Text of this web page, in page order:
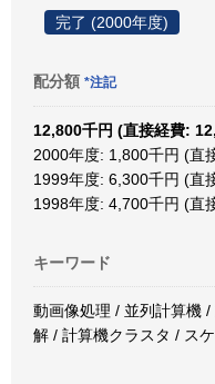
完了 (2000年度)
配分額 *注記
12,800千円 (直接経費:
2000年度: 1,800千円 (直
1999年度: 6,300千円 (直
1998年度: 4,700千円 (直
キーワード
動画像処理 / 並列計算機
解 / 計算機クラスタ / ス